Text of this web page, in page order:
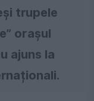
trupele
orașul
ajuns la